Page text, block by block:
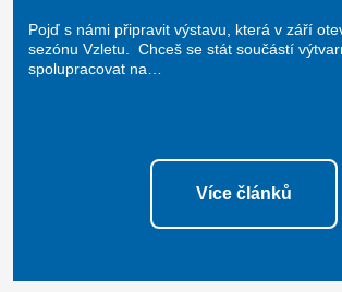
Pojď s námi připravit výstavu, která v září
sezónu Vzletu. Chceš se stát součástí
spolupracovat na…
Více článků